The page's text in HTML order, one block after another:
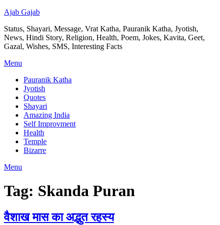
Ajab Gajab
Status, Shayari, Message, Vrat Katha, Pauranik Katha, Jyotish,
News, Hindi Story, Religion, Health, Poem, Jokes, Kavita, Geet,
Gazal, Wishes, SMS, Interesting Facts
Menu
Pauranik Katha
Jyotish
Quotes
Shayari
Amazing India
Self Improvment
Health
Temple
Bizarre
Menu
Tag: Skanda Puran
वैशाख मास का अद्भुत रहस्य